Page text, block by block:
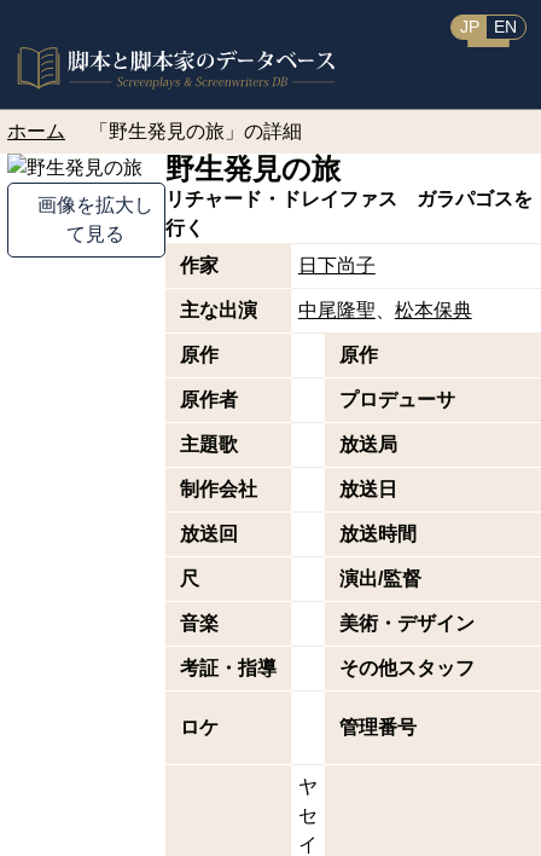
JP EN
ホーム 「野生発見の旅」の詳細
画像を拡大し
て見る
野生発見の旅
リチャード・ドレイファス ガラパゴスを
行く
作家
日下尚子
主な出演 中尾隆聖 松本保典
原作 原作
原作者 プロデューサ
主題歌 放送局
制作会社 放送日
放送回 放送時間
尺 演出/監督
音楽 美術・デザイン
考証・指導 その他スタッフ
ロケ 管理番号
ヤ
セ
イ